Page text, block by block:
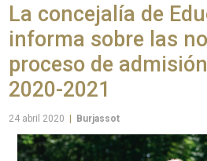
La concejalía de
informa sobre las
proceso de
2020-2021
24 abril 2020 Burjassot